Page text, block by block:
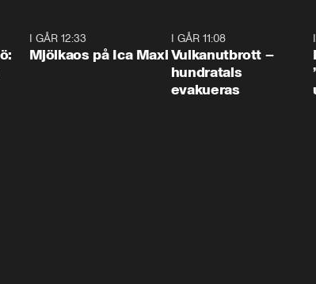
I GÅR 12:33
Mjölkaos på Ica Maxi
I GÅR 11:08
Vulkanutbrott –
hundratals
evakueras